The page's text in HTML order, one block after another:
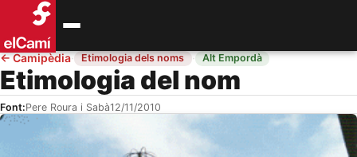
←Camipèdia· Etimologia dels noms · Alt Empordà
Etimologia del nom
Font:Pere Roura i Sabà12/11/2010